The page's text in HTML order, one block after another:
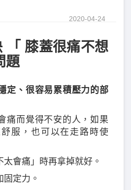
2020-04-24
「 膝蓋很痛不想
題
定、很容易累積壓力的部
痛而覺得不安的人，如果
服，也可以在走路時使
會痛」時再拿掉就好。
定力。